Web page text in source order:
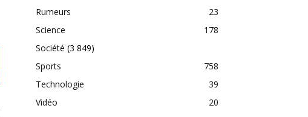
Rumeurs
23
Science
178
Société (3 849)
Sports
758
Technologie
39
Vidéo
20